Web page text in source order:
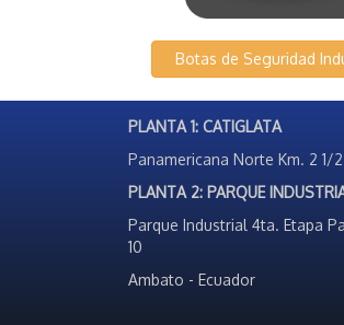
Botas de Seguridad
PLANTA 1: CATIGLATA
Panamericana Norte Km. 2 1/2
PLANTA 2: PARQUE
Parque Industrial 4ta. Etapa
10
Ambato - Ecuador